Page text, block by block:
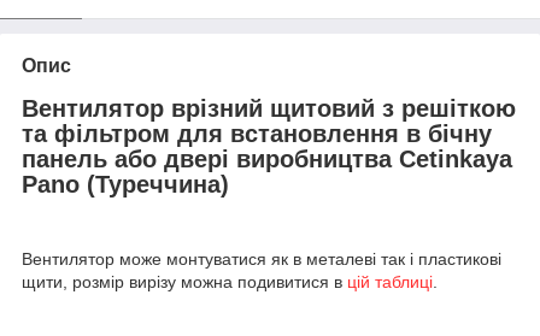
Опис
Вентилятор врізний щитовий з решіткою
та фільтром для встановлення в бічну
панель або двері виробництва Cetinkaya
Pano (Туреччина)
Вентилятор може монтуватися як в металеві так і пластикові
щити, розмір вирізу можна подивитися в цій таблиці.